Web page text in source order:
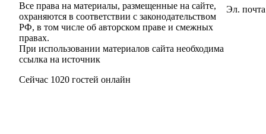
Все права на материалы, размещенные на сайте,
охраняются в соответствии с законодательством
РФ, в том числе об авторском праве и смежных
правах.
При использовании материалов сайта необходима
ссылка на источник
Сейчас 1020 гостей онлайн
Эл.